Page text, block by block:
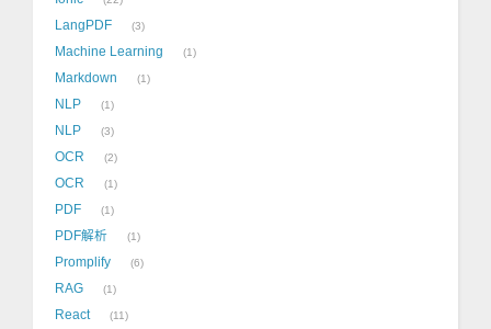
LangPDF 3
Machine Learning 1
Markdown 1
NLP 1
NLP 3
OCR 2
OCR 1
PDF 1
PDF解析 1
Promplify 6
RAG 1
React 11